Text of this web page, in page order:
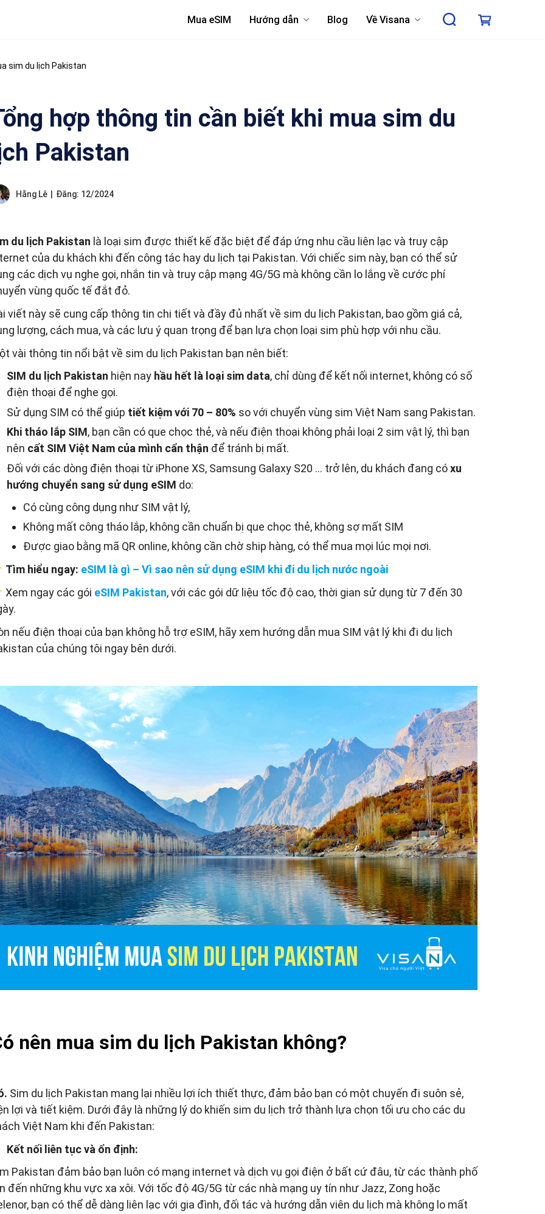
Mua eSIM Hướng dẫn Blog Về Visana
sim du lịch Pakistan
hợp thông tin cần biết khi mua sim du
Pakistan
Hằng Lê Đăng: 12/2024
du lịch Pakistan là loại sim được thiết kế đặc biệt để đáp ứng nhu cầu liên lạc và truy cập
của du khách khi đến công tác hay du lịch tại Pakistan. Với chiếc sim này, bạn có thể sử
các dịch vụ nghe gọi, nhắn tin và truy cập mạng 4G/5G mà không cần lo lắng về cước phí
vùng quốc tế đắt đỏ.
viết này sẽ cung cấp thông tin chi tiết và đầy đủ nhất về sim du lịch Pakistan, bao gồm giá cả,
lượng, cách mua, và các lưu ý quan trọng để bạn lựa chọn loại sim phù hợp với nhu cầu.
vài thông tin nổi bật về sim du lịch Pakistan bạn nên biết:
SIM du lịch Pakistan hiện nay hầu hết là loại sim data, chỉ dùng để kết nối internet, không có số
điện thoại để nghe gọi.
Sử dụng SIM có thể giúp tiết kiệm với 70 – 80% so với chuyển vùng sim Việt Nam sang Pakistan.
Khi tháo lắp SIM, bạn cần có que chọc thẻ, và nếu điện thoại không phải loại 2 sim vật lý, thì bạn
nên cất SIM Việt Nam của mình cẩn thận để tránh bị mất.
Đối với các dòng điện thoại từ iPhone XS, Samsung Galaxy S20 … trở lên, du khách đang cóxu
hướng chuyển sang sử dụng eSIM do:
Có cùng công dụng như SIM vật lý,
Không mất công tháo lắp, không cần chuẩn bị que chọc thẻ, không sợ mất SIM
Được giao bằng mã QR online, không cần chờ ship hàng, có thể mua mọi lúc mọi nơi.
Tìm hiểu ngay: eSIM là gì – Vì sao nên sử dụng eSIM khi đi du lịch nước ngoài
Xem ngay các gói eSIM Pakistan, với các gói dữ liệu tốc độ cao, thời gian sử dụng từ 7 đến 30
nếu điện thoại của bạn không hỗ trợ eSIM, hãy xem hướng dẫn mua SIM vật lý khi đi du lịch
của chúng tôi ngay bên dưới.
nên mua sim du lịch Pakistan không?
Sim du lịch Pakistan mang lại nhiều lợi ích thiết thực, đảm bảo bạn có một chuyến đi suôn sẻ,
lợi và tiết kiệm. Dưới đây là những lý do khiến sim du lịch trở thành lựa chọn tối ưu cho các du
Việt Nam khi đến Pakistan:
Kết nối liên tục và ổn định:
Pakistan đảm bảo bạn luôn có mạng internet và dịch vụ gọi điện ở bất cứ đâu, từ các thành phố
đến những khu vực xa xôi. Với tốc độ 4G/5G từ các nhà mạng uy tín như Jazz, Zong hoặc
bạn có thể dễ dàng liên lạc với gia đình, đối tác và hướng dẫn viên du lịch mà không lo mất